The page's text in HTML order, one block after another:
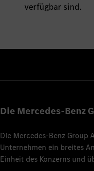
verfügbar sind.
Die Mercedes-Benz
Die Mercedes-Benz Group
Unternehmen ein breites
Einheit des Konzerns und